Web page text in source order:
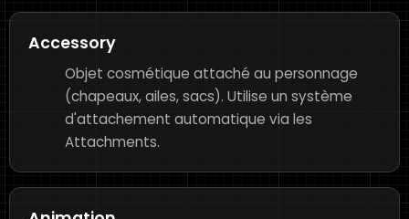
Accessory
Objet cosmétique attaché au personnage
(chapeaux, ailes, sacs). Utilise un système
d'attachement automatique via les
Attachments.